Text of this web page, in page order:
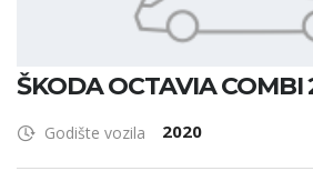
ŠKODA OCTAVIA COMBI
Godište vozila 2020